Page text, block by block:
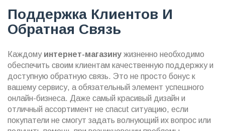
Поддержка Клиентов И
Обратная Связь
Каждому интернет-магазину жизненно необходимо
обеспечить своим клиентам качественную поддержку и
доступную обратную связь. Это не просто бонус к
вашему сервису, а обязательный элемент успешного
онлайн-бизнеса. Даже самый красивый дизайн и
отличный ассортимент не спасut ситуацию, если
покупатели не смогут задать волнующий их вопрос или